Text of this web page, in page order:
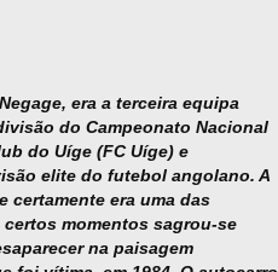
era a terceira equipa
do Campeonato Nacional
do Uíge (FC Uíge) e
elite do futebol angolano. A
certamente era uma das
momentos sagrou-se
na paisagem